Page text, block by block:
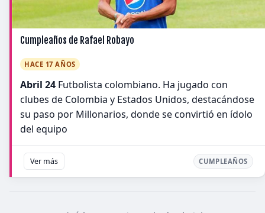
Cumpleaños de Rafael Robayo
HACE 17 AÑOS
Abril 24 Futbolista colombiano. Ha jugado con
clubes de Colombia y Estados Unidos, destacándose
su paso por Millonarios, donde se convirtió en ídolo
del equipo
Ver más CUMPLEAÑOS